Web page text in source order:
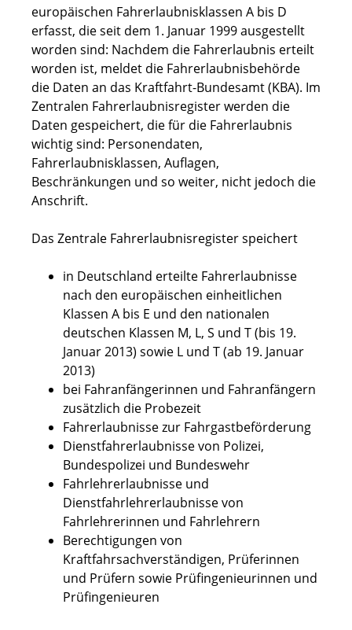
europäischen Fahrerlaubnisklassen A bis D
erfasst, dieseit dem 1. Januar 1999 ausgestellt
worden sind: Nachdem die Fahrerlaubnis erteilt
worden ist, meldet die Fahrerlaubnisbehörde
die Daten an das Kraftfahrt-Bundesamt (KBA). Im
Zentralen Fahrerlaubnisregister werden die
Daten gespeichert, die für die Fahrerlaubnis
wichtig sind: Personendaten,
Fahrerlaubnisklassen, Auflagen,
Beschränkungen und so weiter, nicht jedoch die
Anschrift.
Das Zentrale Fahrerlaubnisregister speichert
in Deutschland erteilte Fahrerlaubnisse
nach den europäischen einheitlichen
Klassen A bis E und den nationalen
deutschen Klassen M, L, S und T (bis 19.
Januar 2013) sowie L und T (ab 19. Januar
2013)
bei Fahranfängerinnen und Fahranfängern
zusätzlich die Probezeit
Fahrerlaubnisse zur Fahrgastbeförderung
Dienstfahrerlaubnisse von Polizei,
Bundespolizei und Bundeswehr
Fahrlehrerlaubnisse und
Dienstfahrlehrerlaubnisse von
Fahrlehrerinnen und Fahrlehrern
Berechtigungen von
Kraftfahrsachverständigen, Prüferinnen
und Prüfern sowie Prüfingenieurinnen und
Prüfingenieuren